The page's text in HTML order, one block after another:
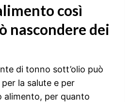
così
nascondere dei
di tonno sott’olio può
la salute e per
alimento, per quanto